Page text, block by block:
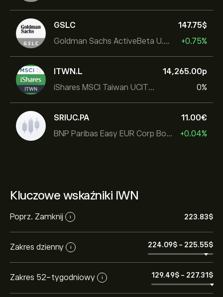
GSLC
Goldman Sachs ActiveBeta U.S. Large Cap Equity ETF
147.75‎$‎
+0.75%
ITWN.L
iShares MSCI Taiwan UCITS ETF
14,265.00‎p‎
0%
SRIUC.PA
BNP Paribas Easy EUR Corp Bond SRI Fossil Free Ult
11.00‎€‎
+0.04%
Kluczowe wskaźniki IWN
Poprz. Zamknij i 223.83‎$‎
Zakres dzienny i 224.09‎$‎ - 225.55‎$‎
Zakres 52-tygodniowy i 129.49‎$‎ - 227.31‎$‎